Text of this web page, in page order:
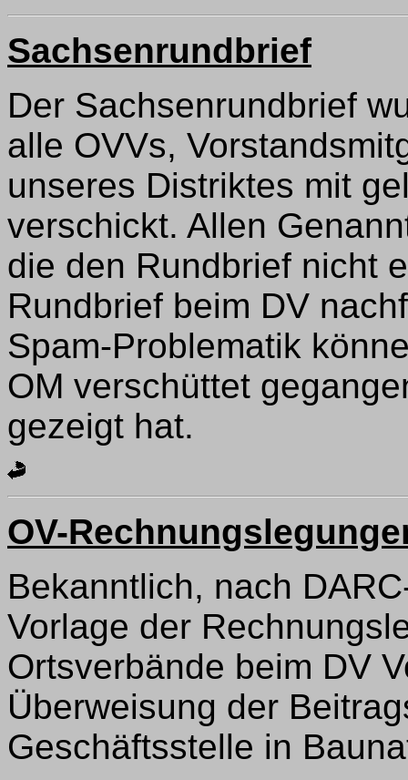
Sachsenrundbrief
Der Sachsenrundbrief
alle OVVs,
unseres Distriktes mit
verschickt. Allen
die den Rundbrief nicht
Rundbrief beim DV
Spam-Problematik
OM verschüttet
gezeigt hat.
OV-
Bekanntlich, nach
Vorlage der
Ortsverbände beim DV
Überweisung der
Geschäftsstelle in